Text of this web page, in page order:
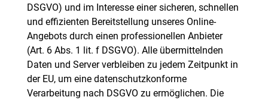
DSGVO) und im Interesse einer sicheren, schnellen
und effizienten Bereitstellung unseres Online-
Angebots durch einen professionellen Anbieter
(Art. 6 Abs. 1 lit. f DSGVO). Alle übermittelnden
Daten und Server verbleiben zu jedem Zeitpunkt in
der EU, um eine datenschutzkonforme
Verarbeitung nach DSGVO zu ermöglichen. Die